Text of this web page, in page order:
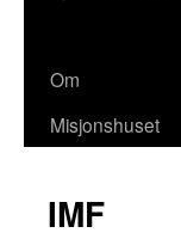
innhold
Om
Misjonshuset
IMF